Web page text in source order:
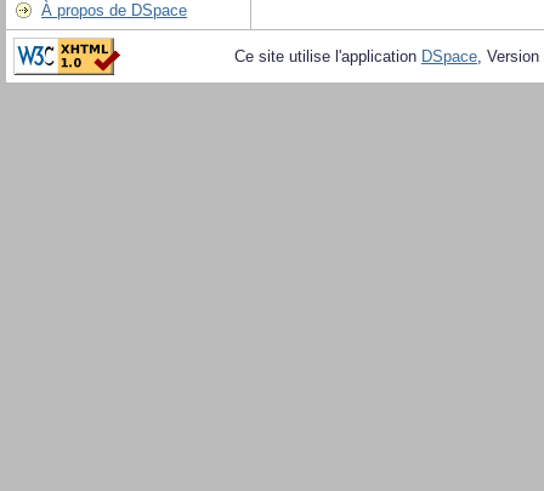
À propos de DSpace
Ce site utilise l'application DSpace,